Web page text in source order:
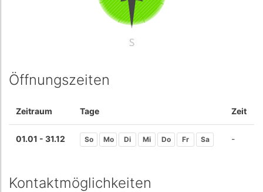
Öffnungszeiten
Zeitraum Tage Zeit
01.01 - 31.12 So Mo Di Mi Do Fr Sa -
Kontaktmöglichkeiten